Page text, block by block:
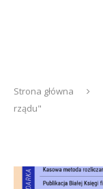
Strona główna
rządu"